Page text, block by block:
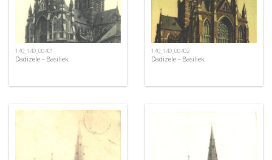
140_140_00401
Dadizele - Basiliek
140_140_00402
Dadizele - Basiliek